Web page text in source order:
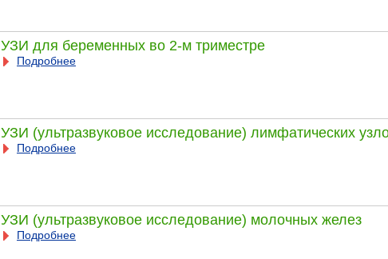
УЗИ для беременных во 2-м триместре
Подробнее
УЗИ (ультразвуковое исследование) лимфатических
Подробнее
УЗИ (ультразвуковое исследование) молочных желез
Подробнее